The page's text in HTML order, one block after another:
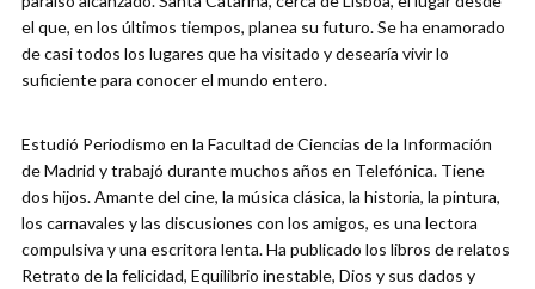
el que, en los últimos tiempos, planea su futuro. Se ha enamorado
de casi todos los lugares que ha visitado y desearía vivir lo
suficiente para conocer el mundo entero.
Estudió Periodismo en la Facultad de Ciencias de la Información
de Madrid y trabajó durante muchos años en Telefónica. Tiene
dos hijos. Amante del cine, la música clásica, la historia, la pintura,
los carnavales y las discusiones con los amigos, es una lectora
compulsiva y una escritora lenta. Ha publicado los libros de relatos
Retrato de la felicidad, Equilibrio inestable, Dios y sus dados y